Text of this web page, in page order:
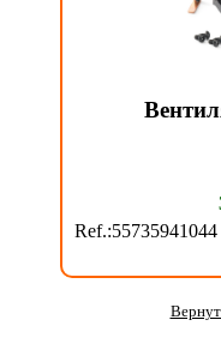
Ref.:55735941044